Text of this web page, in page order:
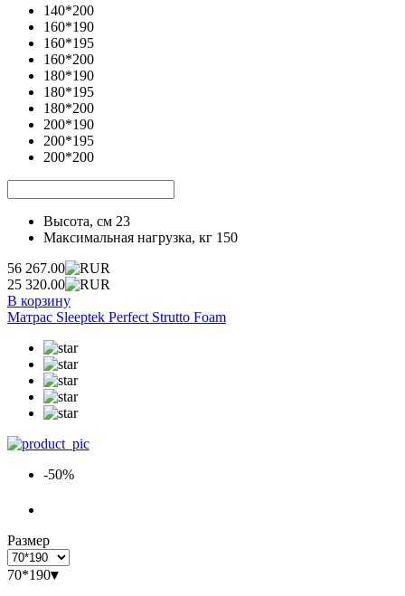
140*200
160*190
160*195
160*200
180*190
180*195
180*200
200*190
200*195
200*200
Высота, см 23
Максимальная нагрузка, кг 150
56 267.00
25 320.00
В корзину
Матрас Sleeptek Perfect Strutto Foam
-50%
Размер
70*190▾